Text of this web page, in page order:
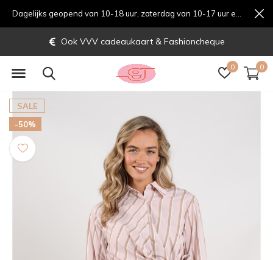
0 0
Ook VVV cadeaukaart & Fashioncheque
SALE
-50%